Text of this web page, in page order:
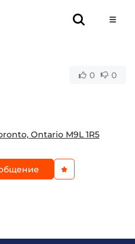
0 0
Ontario M9L 1R5